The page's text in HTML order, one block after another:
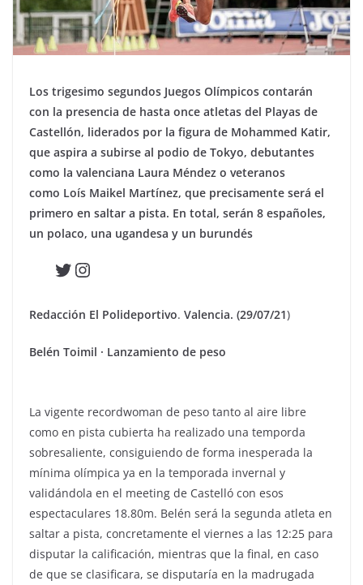
Los trigesimo segundos Juegos Olímpicos contarán
con la presencia de hasta once atletas del Playas de
Castellón, liderados por la figura de Mohammed Katir,
que aspira a subirse al podio de Tokyo, debutantes
como la valenciana Laura Méndez o veteranos
como Loís Maikel Martínez, que precisamente será el
primero en saltar a pista. En total, serán 8 españoles,
un polaco, una ugandesa y un burundés
Twitter
Instagram
Redacción El Polideportivo. Valencia. (29/07/21)
Belén Toimil · Lanzamiento de peso
La vigente recordwoman de peso tanto al aire libre
como en pista cubierta ha realizado una temporda
sobresaliente, consiguiendo de forma inesperada la
mínima olímpica ya en la temporada invernal y
validándola en el meeting de Castelló con esos
espectaculares 18.80m. Belén será la segunda atleta en
saltar a pista, concretamente el viernes a las 12:25 para
disputar la calificación, mientras que la final, en caso
de que se clasificara, se disputaría en la madrugada